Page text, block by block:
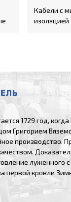
Кабели с
изоляцией
1729 год,
Григорием
производство.
луженного
первой кровли